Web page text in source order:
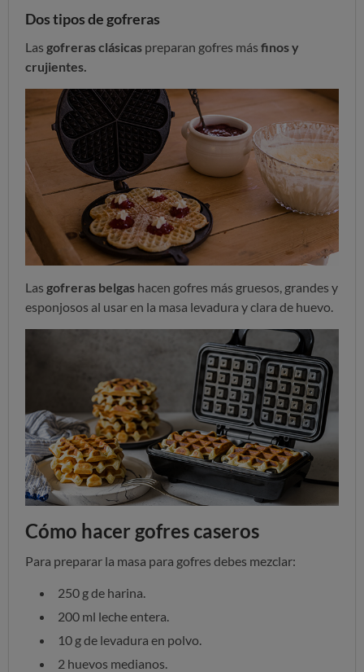
Dos tipos de gofreras
Las gofreras clásicas preparan gofres más finos y
crujientes.
Las gofreras belgas hacen gofres más gruesos, grandes y
esponjosos al usar en la masa levadura y clara de huevo.
Cómo hacer gofres caseros
Para preparar la masa para gofres debes mezclar:
250 g de harina.
200 ml leche entera.
10 g de levadura en polvo.
2 huevos medianos.